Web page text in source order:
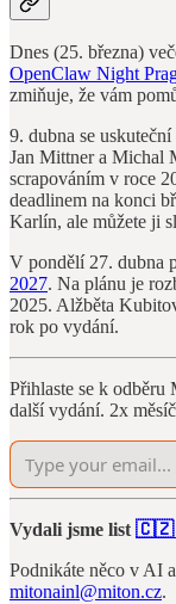
Dnes (25. března)
OpenClaw Night
zmiňuje, že vám
9. dubna se
Jan Mittner a Michal
scrapováním v roce
deadlinem na konci
Karlín, ale můžete ji
V pondělí 27. dubna
2027. Na plánu je
2025. Alžběta
rok po vydání.
Přihlaste se k
další vydání. 2x
Vydali jsme list🇨🇿
Podnikáte něco v AI
mitonainl@miton.cz.